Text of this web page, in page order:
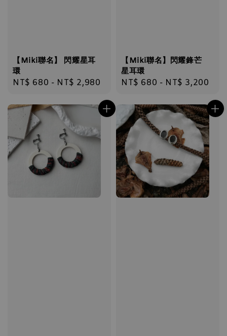
【Miki聯名】 閃耀星耳
環
Regular
NT$ 680 - NT$ 2,980
【Miki聯名】閃耀鋒芒
星耳環
Regular
NT$ 680 - NT$ 3,200